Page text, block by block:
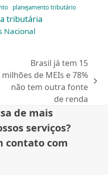
planejamento tributário
tributária
Nacional
next
Brasil já tem 15
milhões de MEIs e 78%
não tem outra fonte
de renda
de mais
serviços?
contato com